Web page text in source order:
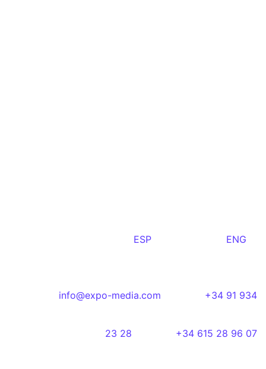
ESP ENG
info@expo-media.com +34 91 934
23 28 +34 615 28 96 07